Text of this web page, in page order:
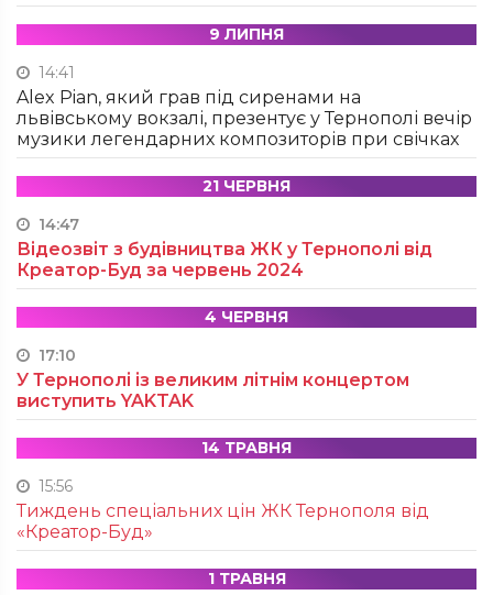
9 ЛИПНЯ
14:41
Alex Pian, який грав під сиренами на
львівському вокзалі, презентує у Тернополі вечір
музики легендарних композиторів при свічках
21 ЧЕРВНЯ
14:47
Відеозвіт з будівництва ЖК у Тернополі від
Креатор-Буд за червень 2024
4 ЧЕРВНЯ
17:10
У Тернополі із великим літнім концертом
виступить YAKTAK
14 ТРАВНЯ
15:56
Тиждень спеціальних цін ЖК Тернополя від
«Креатор-Буд»
1 ТРАВНЯ